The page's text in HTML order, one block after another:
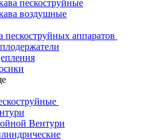
пескоструйные
воздушные
пескоструйных аппаратов
Вентури